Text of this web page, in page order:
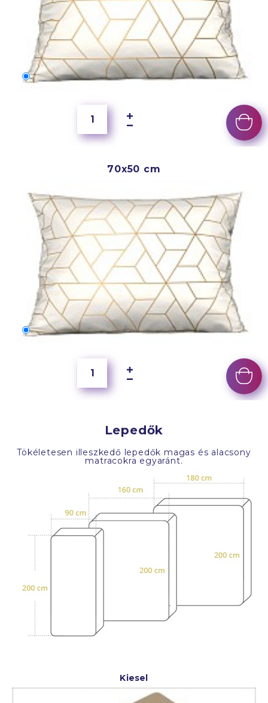
60x40 cm
70x50 cm
70x50 cm
Lepedők
Tökéletesen illeszkedő lepedők magas és alacsony
matracokra egyaránt.
Kiesel